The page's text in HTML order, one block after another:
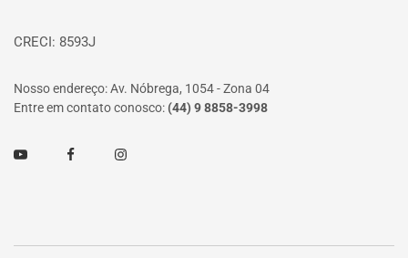
CRECI: 8593J
Nosso endereço: Av. Nóbrega, 1054 - Zona 04
Entre em contato conosco: (44) 9 8858-3998
Youtube FacebookInstagram